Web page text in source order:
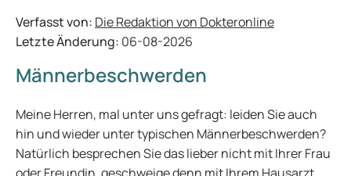
Verfasst von: Die Redaktion von Dokteronline
Letzte Änderung: 06-08-2026
Männerbeschwerden
Meine Herren, mal unter uns gefragt: leiden Sie auch
hin und wieder unter typischen Männerbeschwerden?
Natürlich besprechen Sie das lieber nicht mit Ihrer Frau